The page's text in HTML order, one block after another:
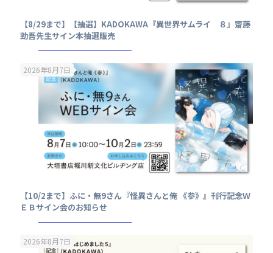
【8/29まで】【抽選】KADOKAWA『異世界サムライ ８』齋藤
勁吾先生サイン本抽選販売
2026年8月7日
【10/2まで】ふに・無9さん『怪異さんと俺 《参》』刊行記念Ｗ
ＥＢサイン会のお知らせ
2026年8月7日